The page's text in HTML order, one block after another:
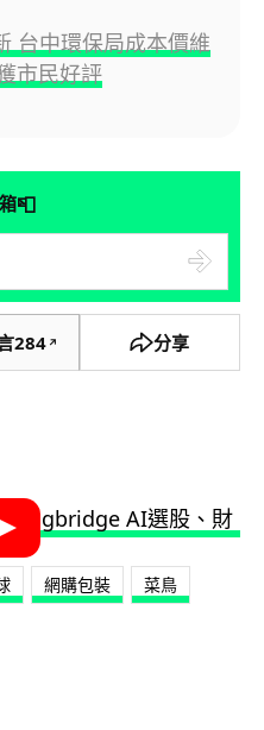
台中環保局成本價維
市民好評
📮
284 ↗ 分享
網購包裝 菜鳥